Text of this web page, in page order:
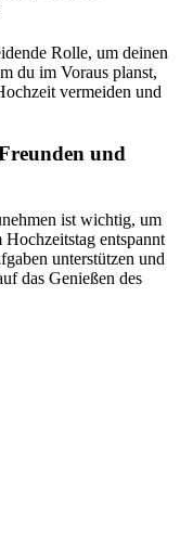
Rolle, um deinen
du im Voraus planst,
vermeiden und
und
ist wichtig, um
entspannt
unterstützen und
das Genießen des